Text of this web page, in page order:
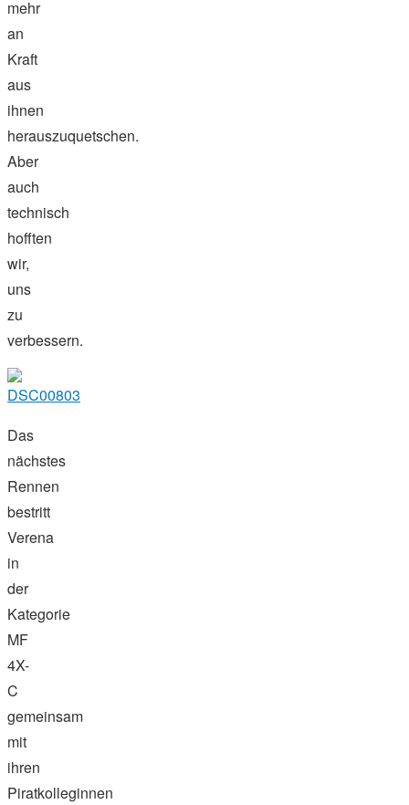
mehr
an
Kraft
aus
ihnen
herauszuquetschen.
Aber
auch
technisch
hofften
wir,
uns
zu
verbessern.
Das
nächstes
Rennen
bestritt
Verena
in
der
Kategorie
MF
4X-
C
gemeinsam
mit
ihren
Piratkolleginnen